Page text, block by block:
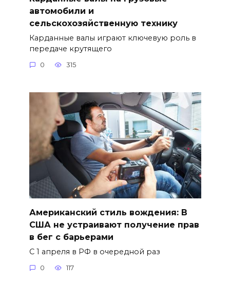
автомобили и
сельскохозяйственную технику
Карданные валы играют ключевую роль в
передаче крутящего
0 315
Американский стиль вождения: В
США не устраивают получение прав
в бег с барьерами
С 1 апреля в РФ в очередной раз
0 117